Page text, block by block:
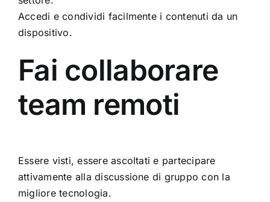
Accedi e condividi facilmente i contenuti da un
dispositivo.
Fai collaborare
team remoti
Essere visti, essere ascoltati e partecipare
attivamente alla discussione di gruppo con la
migliore tecnologia.